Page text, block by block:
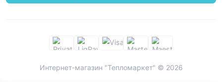
Интернет-магазин "Тепломаркет" © 2026